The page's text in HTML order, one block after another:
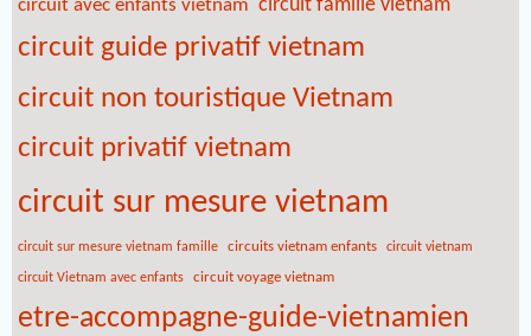
circuit avec enfants vietnam circuit famille vietnam
circuit guide privatif vietnam
circuit non touristique Vietnam
circuit privatif vietnam
circuit sur mesure vietnam
circuit sur mesure vietnam famille circuits vietnam enfants circuit vietnam
circuit Vietnam avec enfants circuit voyage vietnam
etre-accompagne-guide-vietnamien